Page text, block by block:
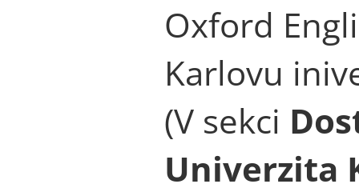
Oxford
Karlovu
(V sekci
Univerzita